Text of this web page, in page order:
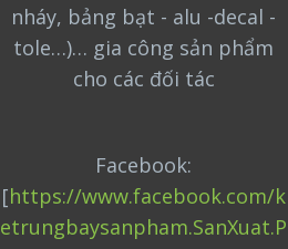
nháy, bảng bạt - alu -decal -
tole…)… gia công sản phẩm
cho các đối tác
Facebook:
[https://www.facebook.com/k
etrungbaysanpham.SanXuat.P